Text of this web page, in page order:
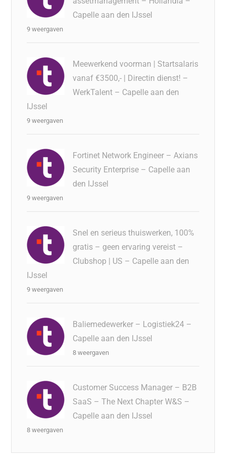
Capelle aan den IJssel
9 weergaven
Meewerkend voorman | Startsalaris
vanaf €3500,- | Directin dienst! –
WerkTalent – Capelle aan den
IJssel
9 weergaven
Fortinet Network Engineer – Axians
Security Enterprise – Capelle aan
den IJssel
9 weergaven
Snel en serieus thuiswerken, 100%
gratis – geen ervaring vereist –
Clubshop | US – Capelle aan den
IJssel
9 weergaven
Baliemedewerker – Logistiek24 –
Capelle aan den IJssel
8 weergaven
Customer Success Manager – B2B
SaaS – The Next Chapter W&S –
Capelle aan den IJssel
8 weergaven